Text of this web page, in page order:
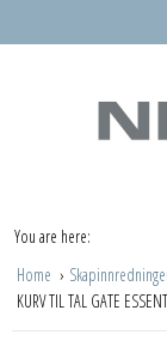
You are here:
Home
KURV TIL TAL GATE